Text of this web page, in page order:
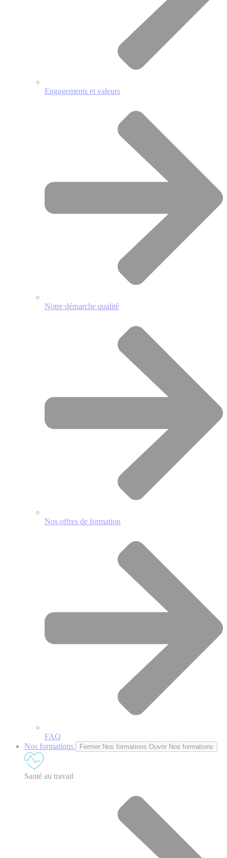
Engagements et valeurs
Notre démarche qualité
Nos offres de formation
FAQ
Nos formations
Fermer Nos formations Ouvrir Nos formations
Santé au travail